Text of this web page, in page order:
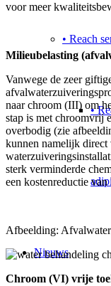
• Reach
•
Nieuws
voor meer
Milieubelasting
Vanwege de zeer
naar chroom (III) om
stap is met chroomvrij
overbodig (zie
kunnen namelijk direct
sterk verminderde
een kostenreductie
Afbeelding:
Chroom (VI) vrije